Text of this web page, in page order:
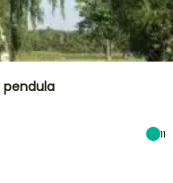
pendula
11